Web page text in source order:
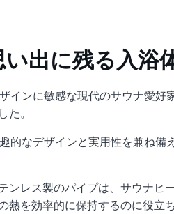
い出に残る入浴
インに敏感な現代のサウナ愛好
た。
的なデザインと実用性を兼ね備
ンレス製のパイプは、サウナヒ
熱を効率的に保持するのに役立